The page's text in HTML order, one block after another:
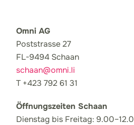
Omni AG
Poststrasse 27
FL-9494 Schaan
schaan@omni.li
T +423 792 61 31
Öffnungszeiten Schaan
Dienstag bis Freitag: